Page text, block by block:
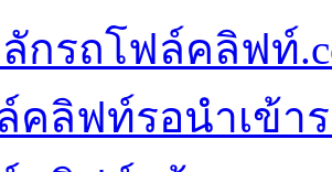
กรถโฟล์คลิฟท์
คลิฟท์รอนำเข้า